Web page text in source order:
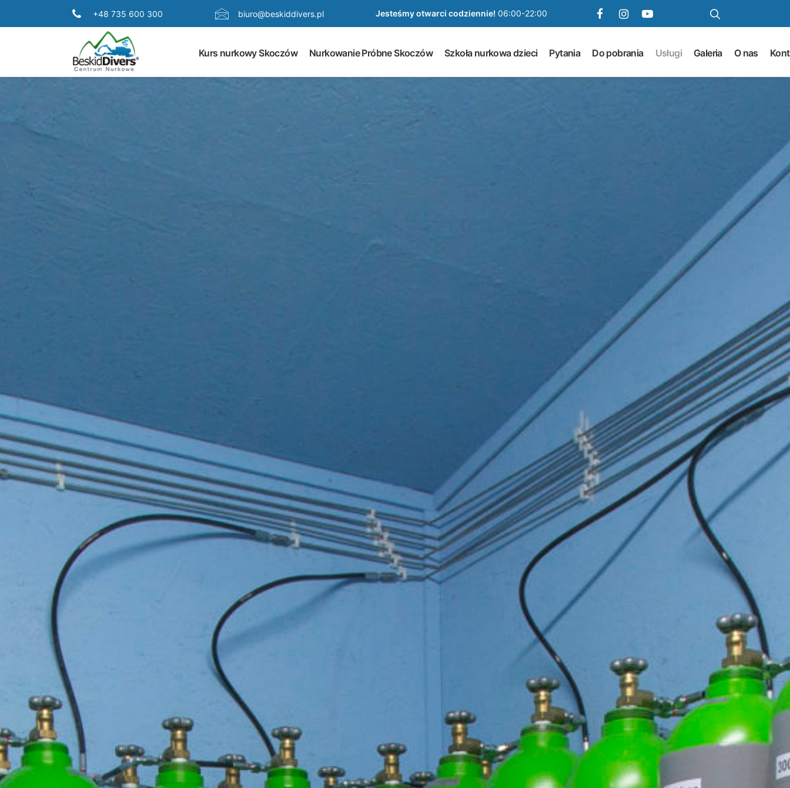
+48 735 600 300 biuro@beskiddivers.pl Jesteśmy otwarci codziennie! 06:00-22:00
Kurs nurkowy Skoczów Nurkowanie Próbne Skoczów Szkoła nurkowa dzieci Pytania Do pobrania Usługi Galeria O nas